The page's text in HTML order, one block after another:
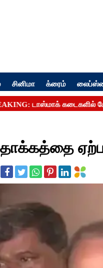
சினிமா க்ரைம்
தாக்கத்தை